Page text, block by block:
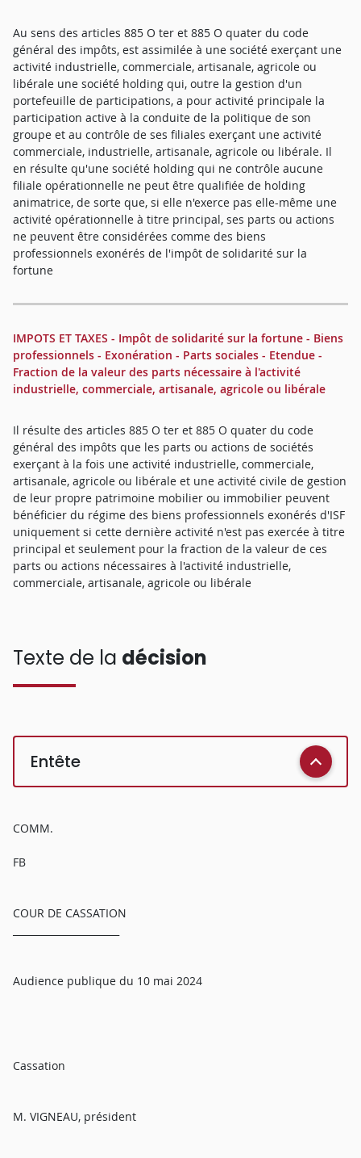
Au sens des articles 885 O ter et 885 O quater du code
général des impôts, est assimilée à une société exerçant une
activité industrielle, commerciale, artisanale, agricole ou
libérale une société holding qui, outre la gestion d'un
portefeuille de participations, a pour activité principale la
participation active à la conduite de la politique de son
groupe et au contrôle de ses filiales exerçant une activité
commerciale, industrielle, artisanale, agricole ou libérale. Il
en résulte qu'une société holding qui ne contrôle aucune
filiale opérationnelle ne peut être qualifiée de holding
animatrice, de sorte que, si elle n'exerce pas elle-même une
activité opérationnelle à titre principal, ses parts ou actions
ne peuvent être considérées comme des biens
professionnels exonérés de l'impôt de solidarité sur la
fortune
IMPOTS ET TAXES - Impôt de solidarité sur la fortune - Biens
professionnels - Exonération - Parts sociales - Etendue -
Fraction de la valeur des parts nécessaire à l'activité
industrielle, commerciale, artisanale, agricole ou libérale
Il résulte des articles 885 O ter et 885 O quater du code
général des impôts que les parts ou actions de sociétés
exerçant à la fois une activité industrielle, commerciale,
artisanale, agricole ou libérale et une activité civile de gestion
de leur propre patrimoine mobilier ou immobilier peuvent
bénéficier du régime des biens professionnels exonérés d'ISF
uniquement si cette dernière activité n'est pas exercée à titre
principal et seulement pour la fraction de la valeur de ces
parts ou actions nécessaires à l'activité industrielle,
commerciale, artisanale, agricole ou libérale
Texte de la décision
Entête
COMM.
FB
COUR DE CASSATION
Audience publique du 10 mai 2024
Cassation
M. VIGNEAU, président